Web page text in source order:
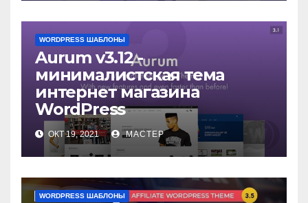
WORDPRESS ШАБЛОНЫ
Aurum v3.12 -
минималистская тема
интернет магазина
WordPress
ОКТ 19, 2021 МАСТЕР
WORDPRESS ШАБЛОНЫ